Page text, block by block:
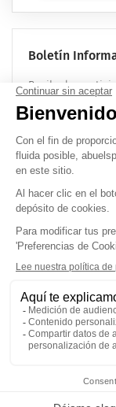
Boletín
Recibe las
© 2026